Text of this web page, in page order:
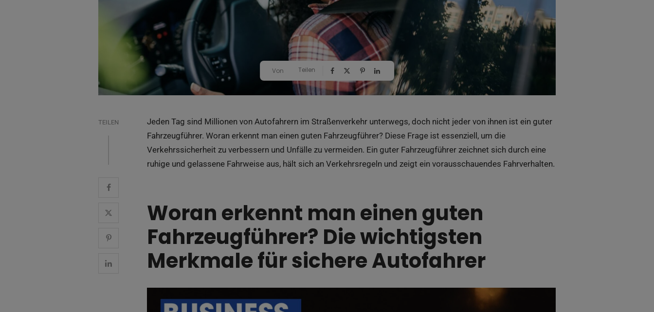
Von Teilen
TEILEN
Jeden Tag sind Millionen von Autofahrern im Straßenverkehr unterwegs, doch nicht jeder von ihnen ist ein guter
Fahrzeugführer. Woran erkennt man einen guten Fahrzeugführer? Diese Frage ist essenziell, um die
Verkehrssicherheit zu verbessern und Unfälle zu vermeiden. Ein guter Fahrzeugführer zeichnet sich durch eine
ruhige und gelassene Fahrweise aus, hält sich an Verkehrsregeln und zeigt ein vorausschauendes Fahrverhalten.
Woran erkennt man einen guten
Fahrzeugführer? Die wichtigsten
Merkmale für sichere Autofahrer